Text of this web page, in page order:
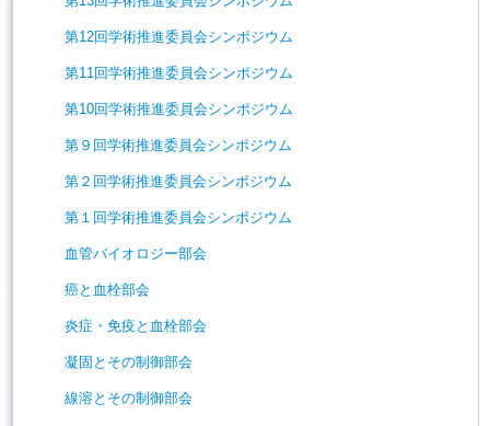
第12回学術推進委員会シンポジウム
第11回学術推進委員会シンポジウム
第10回学術推進委員会シンポジウム
第９回学術推進委員会シンポジウム
第２回学術推進委員会シンポジウム
第１回学術推進委員会シンポジウム
血管バイオロジー部会
癌と血栓部会
炎症・免疫と血栓部会
凝固とその制御部会
線溶とその制御部会